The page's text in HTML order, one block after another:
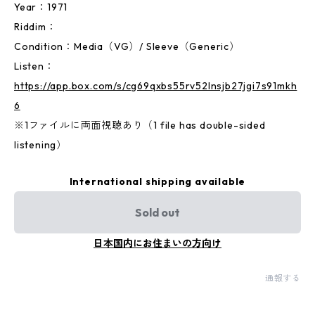
Year：1971
Riddim：
Condition：Media（VG）/ Sleeve（Generic）
Listen：
https://app.box.com/s/cg69qxbs55rv52lnsjb27jgi7s91mkh
6
※1ファイルに両面視聴あり（1 file has double-sided
listening）
International shipping available
Sold out
日本国内にお住まいの方向け
通報する